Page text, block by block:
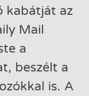
kabátját az
Mail
a
beszélt a
is. A